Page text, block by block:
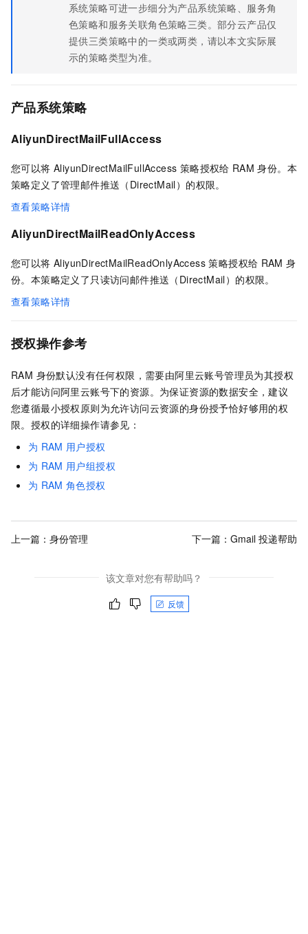
系统策略可进一步细分为产品系统策略、服务角
色策略和服务关联角色策略三类。部分云产品仅
提供三类策略中的一类或两类，请以本文实际展
示的策略类型为准。
产品系统策略
AliyunDirectMailFullAccess
您可以将 AliyunDirectMailFullAccess 策略授权给 RAM 身份。本
策略定义了管理邮件推送（DirectMail）的权限。
查看策略详情
AliyunDirectMailReadOnlyAccess
您可以将 AliyunDirectMailReadOnlyAccess 策略授权给 RAM 身
份。本策略定义了只读访问邮件推送（DirectMail）的权限。
查看策略详情
授权操作参考
RAM 身份默认没有任何权限，需要由阿里云账号管理员为其授权
后才能访问阿里云账号下的资源。为保证资源的数据安全，建议
您遵循最小授权原则为允许访问云资源的身份授予恰好够用的权
限。授权的详细操作请参见：
为 RAM 用户授权
为 RAM 用户组授权
为 RAM 角色授权
上一篇： 身份管理 下一篇： Gmail 投递帮助
该文章对您有帮助吗？
反馈